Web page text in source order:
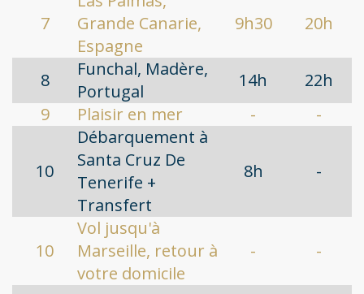
7
Grande Canarie,
Espagne
9h30 20h
8
Funchal, Madère,
Portugal
14h
22h
9
Plaisir en mer - -
10
Débarquement à
Santa Cruz De
Tenerife +
Transfert
8h -
10
Vol jusqu'à
Marseille, retour à
votre domicile
- -